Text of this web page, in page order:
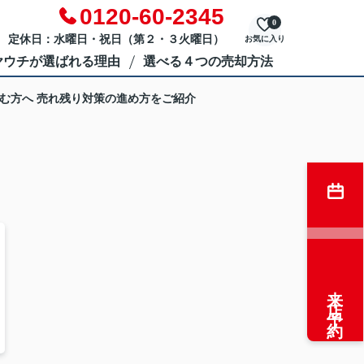
0120-60-2345
休日：水曜日・祝日（第２・３火曜日） お気に入り
0
ウチが選ばれる理由 選べる４つの売却方法
方へ 売れ残り対策の進め方をご紹介
来店予約